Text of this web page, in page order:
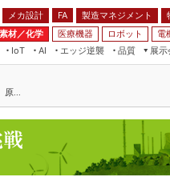
メカ設計 FA 製造マネジメント
素材／化学 医療機器 ロボット 電
IoT
AI
エッジ逆襲 品質
展示
み/エッジ コンピューティング
IoT/5Gソリューション展
ロボット展
5G
フィールドサービス
製造マネジメント
FA
モビリティ
...